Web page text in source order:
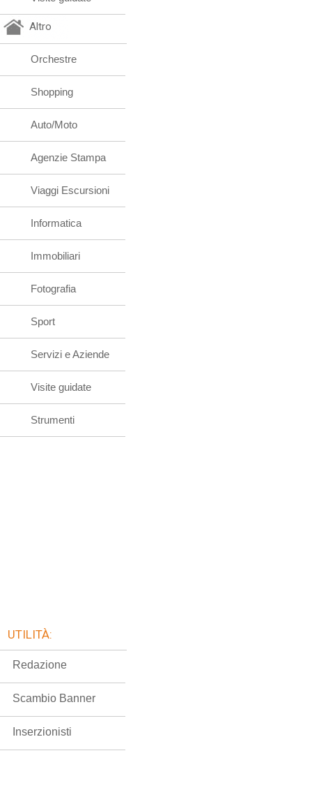
Altro
Orchestre
Shopping
Auto/Moto
Agenzie Stampa
Viaggi Escursioni
Informatica
Immobiliari
Fotografia
Sport
Servizi e Aziende
Visite guidate
Strumenti
UTILITÀ:
Redazione
Scambio Banner
Inserzionisti